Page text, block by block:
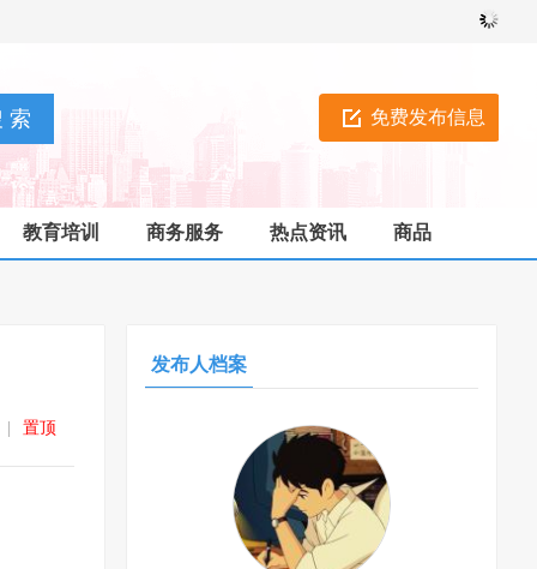
免费发布信息
教育培训 商务服务 热点资讯 商品
置顶
发布人档案